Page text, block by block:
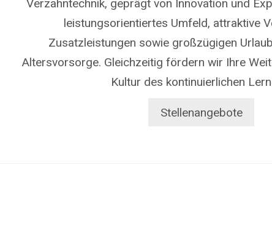
Verzahntechnik, geprägt von Innovation und
leistungsorientiertes Umfeld, attraktive
Zusatzleistungen sowie großzügigen
Altersvorsorge. Gleichzeitig fördern wir Ihre
Kultur des kontinuierlichen
Stellenangebote